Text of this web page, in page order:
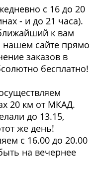
с 16 до 20
- и до 21 часа).
к вам
нашем сайте прямо
заказов в
бесплатно!
20 км от МКАД.
до 13.15,
же день!
с 16.00 до 20.00
на вечернее